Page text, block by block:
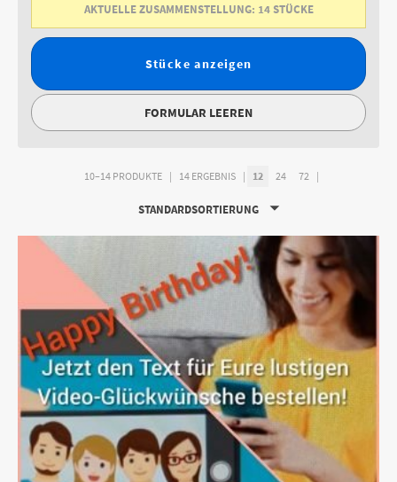
AKTUELLE ZUSAMMENSTELLUNG: 14STÜCKE
Stücke anzeigen
FORMULAR LEEREN
10–14 PRODUKTE 14 ERGEBNIS 12 24 72
STANDARDSORTIERUNG